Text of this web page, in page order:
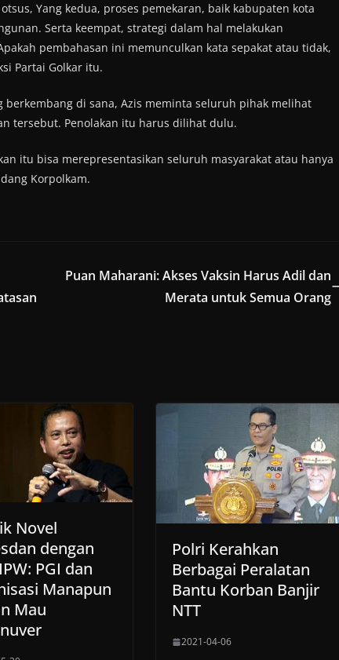
Yang kedua, proses pemekaran, baik kabupaten kota
Serta keempat, strategi dalam hal melakukan
pembahasan ini memunculkan kata sepakat atau tidak,
Partai Golkar itu.
berkembang di sana, Azis meminta seluruh pihak melihat
tersebut. Penolakan itu harus dilihat dulu.
itu bisa merepresentasikan seluruh masyarakat atau hanya
Korpolkam.
Puan Maharani: Akses Vaksin Harus Adil dan
Merata untuk Semua Orang
Novel
dengan
PGI dan
Manapun
Mau
Polri Kerahkan
Berbagai Peralatan
Bantu Korban Banjir
NTT
2021-04-06